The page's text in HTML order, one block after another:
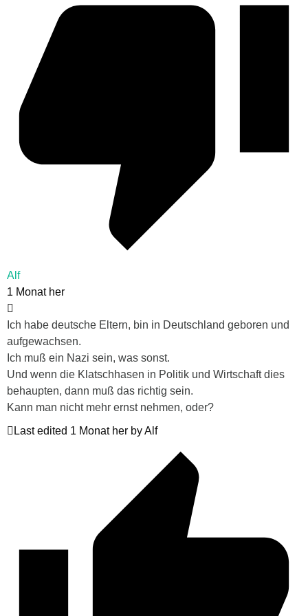
Alf
1 Monat her
Ich habe deutsche Eltern, bin in Deutschland geboren und
aufgewachsen.
Ich muß ein Nazi sein, was sonst.
Und wenn die Klatschhasen in Politik und Wirtschaft dies
behaupten, dann muß das richtig sein.
Kann man nicht mehr ernst nehmen, oder?
Last edited 1 Monat her by Alf